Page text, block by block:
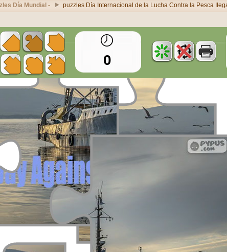
Día Mundial - puzzles Día Internacional de la Lucha Contra la Pesca
0